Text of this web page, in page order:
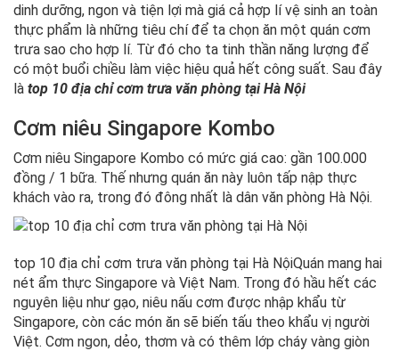
dinh dưỡng, ngon và tiện lợi mà giá cả hợp lí vệ sinh an toàn
thực phẩm là những tiêu chí để ta chọn ăn một quán cơm
trưa sao cho hợp lí. Từ đó cho ta tinh thần năng lượng để
có một buổi chiều làm việc hiệu quả hết công suất. Sau đây
là top 10 địa chỉ cơm trưa văn phòng tại Hà Nội
Cơm niêu Singapore Kombo
Cơm niêu Singapore Kombo có mức giá cao: gần 100.000
đồng / 1 bữa. Thế nhưng quán ăn này luôn tấp nập thực
khách vào ra, trong đó đông nhất là dân văn phòng Hà Nội.
top 10 địa chỉ cơm trưa văn phòng tại Hà NộiQuán mang hai
nét ẩm thực Singapore và Việt Nam. Trong đó hầu hết các
nguyên liệu như gạo, niêu nấu cơm được nhập khẩu từ
Singapore, còn các món ăn sẽ biến tấu theo khẩu vị người
Việt. Cơm ngon, dẻo, thơm và có thêm lớp cháy vàng giòn